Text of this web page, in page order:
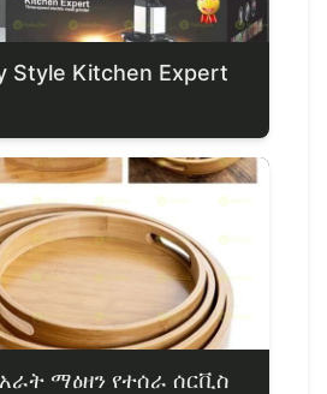
Style Kitchen Expert
ማዕዘን የተሰራ ሰርቪስ